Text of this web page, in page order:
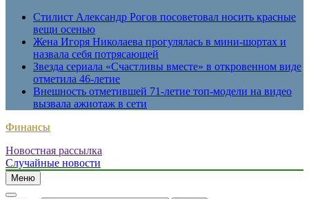
Стилист Александр Рогов посоветовал носить красные
вещи осенью
Жена Игоря Николаева прогулялась в мини-шортах и
назвала себя потрясающей
Звезда сериала «Счастливы вместе» в откровенном виде
отметила 46-летие
Внешность отметившей 71-летие топ-модели на видео
вызвала ажиотаж в сети
Финансы
Новостная рассылка
Случайные новости
Меню